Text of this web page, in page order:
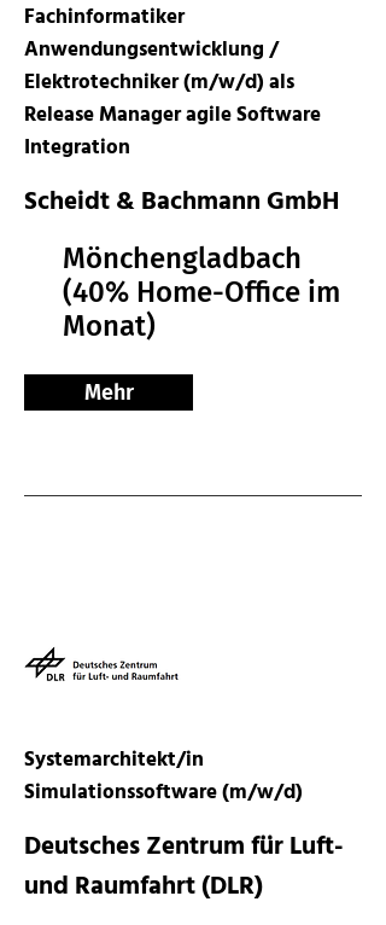
Fachinformatiker
Anwendungsentwicklung /
Elektrotechniker (m/w/d) als
Release Manager agile Software
Integration
Scheidt & Bachmann GmbH
Mönchengladbach
(40% Home-Office im
Monat)
Mehr
Systemarchitekt/in
Simulationssoftware (m/w/d)
Deutsches Zentrum für Luft-
und Raumfahrt (DLR)